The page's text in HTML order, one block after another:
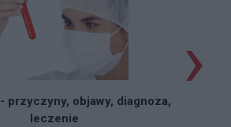
przyczyny, objawy, diagnoza,
leczenie
›